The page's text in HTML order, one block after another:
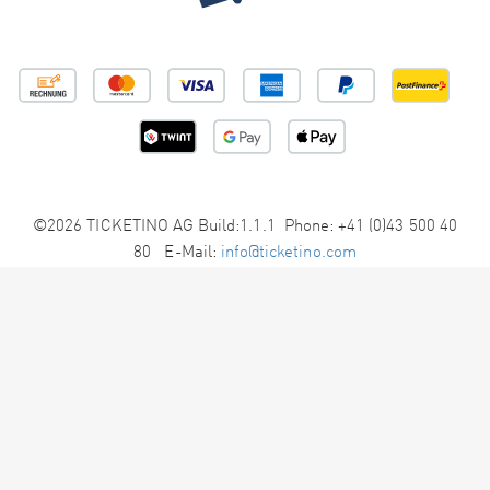
©2026 TICKETINO AG Build:1.1.1 Phone: +41 (0)43 500 40
80 E-Mail: info@ticketino.com